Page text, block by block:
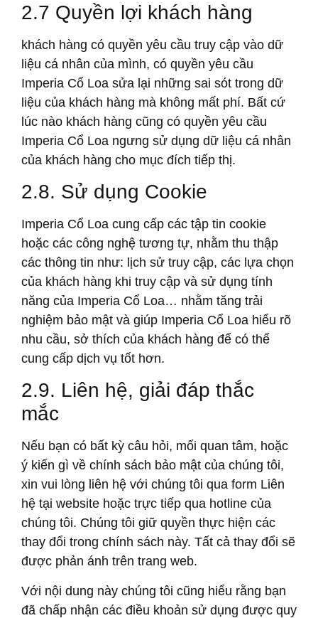
2.7 Quyền lợi khách hàng
khách hàng có quyền yêu cầu truy cập vào dữ
liệu cá nhân của mình, có quyền yêu cầu
Imperia Cổ Loa sửa lại những sai sót trong dữ
liệu của khách hàng mà không mất phí. Bất cứ
lúc nào khách hàng cũng có quyền yêu cầu
Imperia Cổ Loa ngưng sử dụng dữ liệu cá nhân
của khách hàng cho mục đích tiếp thị.
2.8. Sử dụng Cookie
Imperia Cổ Loa cung cấp các tập tin cookie
hoặc các công nghệ tương tự, nhằm thu thập
các thông tin như: lịch sử truy cập, các lựa chọn
của khách hàng khi truy cập và sử dụng tính
năng của Imperia Cổ Loa… nhằm tăng trải
nghiệm bảo mật và giúp Imperia Cổ Loa hiểu rõ
nhu cầu, sở thích của khách hàng để có thể
cung cấp dịch vụ tốt hơn.
2.9. Liên hệ, giải đáp thắc
mắc
Nếu bạn có bất kỳ câu hỏi, mối quan tâm, hoặc
ý kiến gì về chính sách bảo mật của chúng tôi,
xin vui lòng liên hệ với chúng tôi qua form Liên
hệ tại website hoặc trực tiếp qua hotline của
chúng tôi. Chúng tôi giữ quyền thực hiện các
thay đổi trong chính sách này. Tất cả thay đổi sẽ
được phản ánh trên trang web.
Với nội dung này chúng tôi cũng hiểu rằng bạn
đã chấp nhận các điều khoản sử dụng được quy